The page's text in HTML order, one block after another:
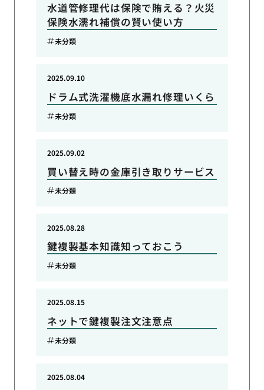
水道管修理代は保険で賄える？火災
保険水濡れ補償の賢い使い方
未分類
ドラム式洗濯機底水漏れ修理いくら
2025.09.10
未分類
買い替え時の金庫引き取りサービス
2025.09.02
未分類
鍵複製基本知識知っておこう
2025.08.28
未分類
ネットで鍵複製注文注意点
2025.08.15
未分類
2025.08.04